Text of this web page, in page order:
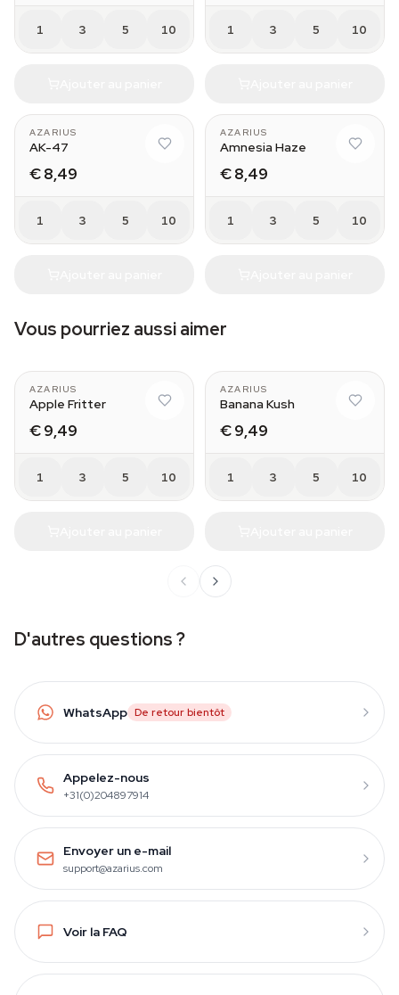
1 3 5 10 1 3 5 10
AZARIUS
AK-47
€ 8,49
1 3 5 10
AZARIUS
Amnesia Haze
€ 8,49
1 3 5 10
Vous pourriez aussi aimer
AZARIUS
Apple Fritter
€ 9,49
1 3 5 10
AZARIUS
Banana Kush
€ 9,49
1 3 5 10
D'autres questions ?
WhatsApp De retour bientôt
Appelez-nous
+31(0)204897914
Envoyer un e-mail
support@azarius.com
Voir la FAQ